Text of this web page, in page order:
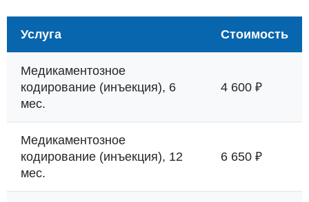
Услуга Стоимость
Медикаментозное
кодирование (инъекция), 6
мес.
4 600 ₽
Медикаментозное
кодирование (инъекция), 12
мес.
6 650 ₽